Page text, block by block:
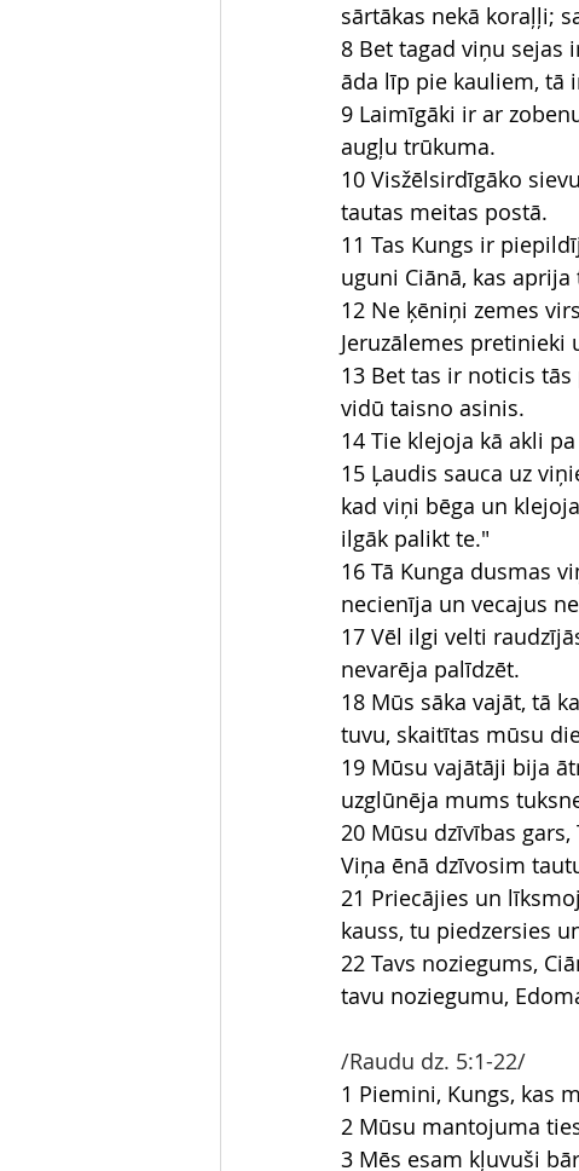
sārtākas nekā koraļļi;
8 Bet tagad viņu sejas
āda līp pie kauliem, tā
9 Laimīgāki ir ar
augļu trūkuma.
10 Visžēlsirdīgāko
tautas meitas postā.
11 Tas Kungs ir
uguni Ciānā, kas
12 Ne ķēniņi zemes
Jeruzālemes
13 Bet tas ir noticis
vidū taisno asinis.
14 Tie klejoja kā akli
15 Ļaudis sauca uz
kad viņi bēga un
ilgāk palikt te."
16 Tā Kunga dusmas
necienīja un vecajus
17 Vēl ilgi velti
nevarēja palīdzēt.
18 Mūs sāka vajāt, tā
tuvu, skaitītas mūsu
19 Mūsu vajātāji bija
uzglūnēja mums
20 Mūsu dzīvības
Viņa ēnā dzīvosim
21 Priecājies un
kauss, tu piedzersies
22 Tavs noziegums,
tavu noziegumu,
/Raudu dz. 5:1-22/
1 Piemini, Kungs, kas
2 Mūsu mantojuma
3 Mēs esam kļuvuši